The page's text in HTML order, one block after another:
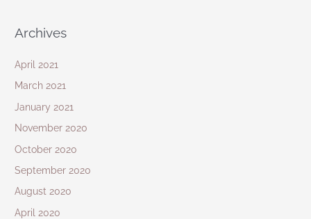
Archives
April 2021
March 2021
January 2021
November 2020
October 2020
September 2020
August 2020
April 2020